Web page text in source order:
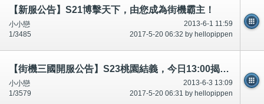
【新服公告】S21博擊天下，由您成為街機霸主！
2013-6-1 11:59
小小戀
2017-5-20 06:32 by hellopippen
1/3485
【街機三國開服公告】S23桃園結義，今日13:00揭竿起義！
2013-6-3 13:09
小小戀
2017-5-20 06:31 by hellopippen
1/3579